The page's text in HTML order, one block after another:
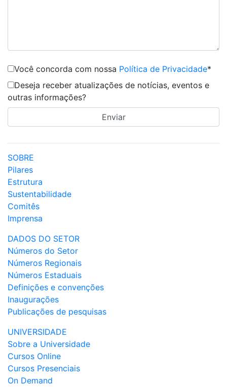
Você concorda com nossa Política de Privacidade*
Deseja receber atualizações de notícias, eventos e
outras informações?
SOBRE
Pilares
Estrutura
Sustentabilidade
Comitês
Imprensa
DADOS DO SETOR
Números do Setor
Números Regionais
Números Estaduais
Definições e convenções
Inaugurações
Publicações de pesquisas
UNIVERSIDADE
Sobre a Universidade
Cursos Online
Cursos Presenciais
On Demand